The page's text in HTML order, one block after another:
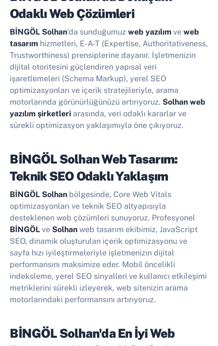
Odaklı Web Çözümleri
BİNGÖL Solhan'da sunduğumuz web yazılım ve web
tasarım hizmetleri, E-A-T (Expertise, Authoritativeness,
Trustworthiness) prensiplerine dayanır. İşletmenizin
dijital otoritesini güçlendiren yapısal veri
işaretlemeleri (Schema Markup), yerel SEO
optimizasyonları ve içerik stratejileriyle, arama
motorlarında görünürlüğünüzü artırıyoruz. Solhan web
yazılım şirketleri arasında, veri odaklı kararlar ve
sürekli optimizasyon yaklaşımıyla öne çıkıyoruz.
BİNGÖL Solhan Web Tasarım:
Teknik SEO Odaklı Yaklaşım
BİNGÖL Solhan bölgesinde, Core Web Vitals
optimizasyonları ve teknik SEO altyapısıyla
desteklenen web çözümleri sunuyoruz. Profesyonel
BİNGÖL ve Solhan web tasarım ekibimiz, JavaScript
SEO, dinamik oluşturulan içerik optimizasyonu ve
sayfa hızı iyileştirmeleriyle işletmenizin dijital
performansını maksimize eder. Mobil öncelikli
indeksleme, yerel SEO sinyalleri ve kullanıcı etkileşimi
metriklerini sürekli izleyerek, web sitenizin arama
motorlarındaki performansını artırıyoruz.
BİNGÖL Solhan'da En İyiWeb